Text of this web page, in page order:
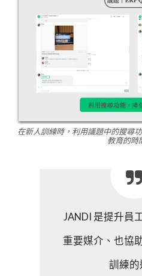
在新人訓練時，利用議題中的搜尋
教育的時
JANDI 是提升員
重要媒介、也協
訓練的